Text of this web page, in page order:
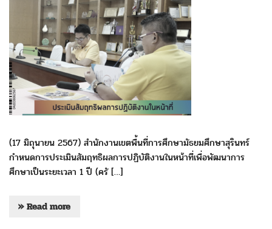
(17 มิถุนายน 2567) สำนักงานเขตพื้นที่การศึกษามัธยมศึกษาสุรินทร์
กำหนดการประเมินสัมฤทธิผลการปฏิบัติงานในหน้าที่เพื่อพัฒนาการ
ศึกษาเป็นระยะเวลา 1 ปี (ครั […]
» Read more